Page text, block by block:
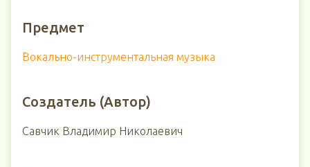
Предмет
Вокально-инструментальная музыка
Создатель (Автор)
Савчик Владимир Николаевич